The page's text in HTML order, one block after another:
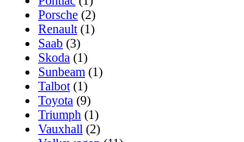
Porsche (2)
Renault (1)
Saab (3)
Skoda (1)
Sunbeam (1)
Talbot (1)
Toyota (9)
Triumph (1)
Vauxhall (2)